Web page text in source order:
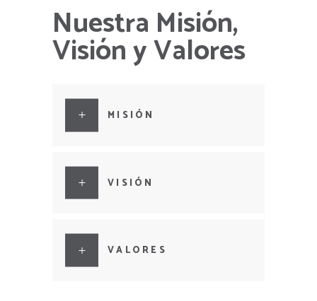
Nuestra Misión,
Visión y Valores
MISIÓN
VISIÓN
VALORES